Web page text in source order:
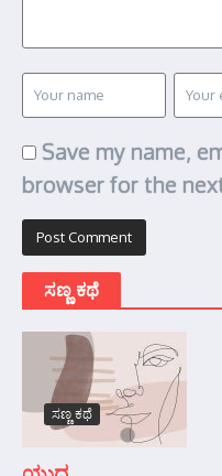
Save my name,
browser for the
ಸಣ್ಣ ಕಥೆ
ಸಣ್ಣ ಕಥೆ